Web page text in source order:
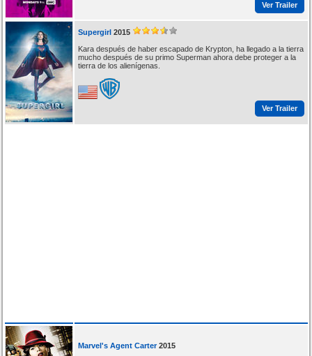
Ver Trailer
Supergirl 2015
Kara después de haber escapado de Krypton, ha llegado a la tierra
mucho después de su primo Superman ahora debe proteger a la
tierra de los alienígenas.
Ver Trailer
Marvel's Agent Carter 2015